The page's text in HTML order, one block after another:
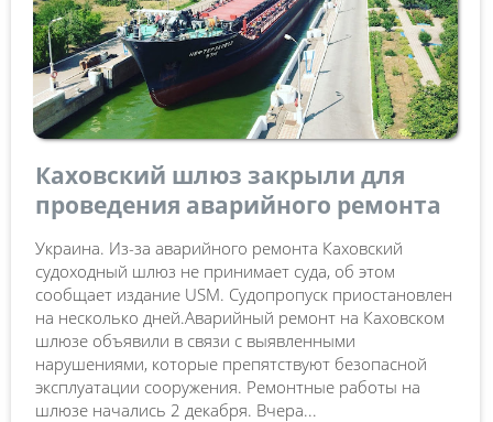
Каховский шлюз закрыли для
проведения аварийного ремонта
Украина. Из-за аварийного ремонта Каховский
судоходный шлюз не принимает суда, об этом
сообщает издание USM. Судопропуск приостановлен
на несколько дней.Аварийный ремонт на Каховском
шлюзе объявили в связи с выявленными
нарушениями, которые препятствуют безопасной
эксплуатации сооружения. Ремонтные работы на
шлюзе начались 2 декабря. Вчера...